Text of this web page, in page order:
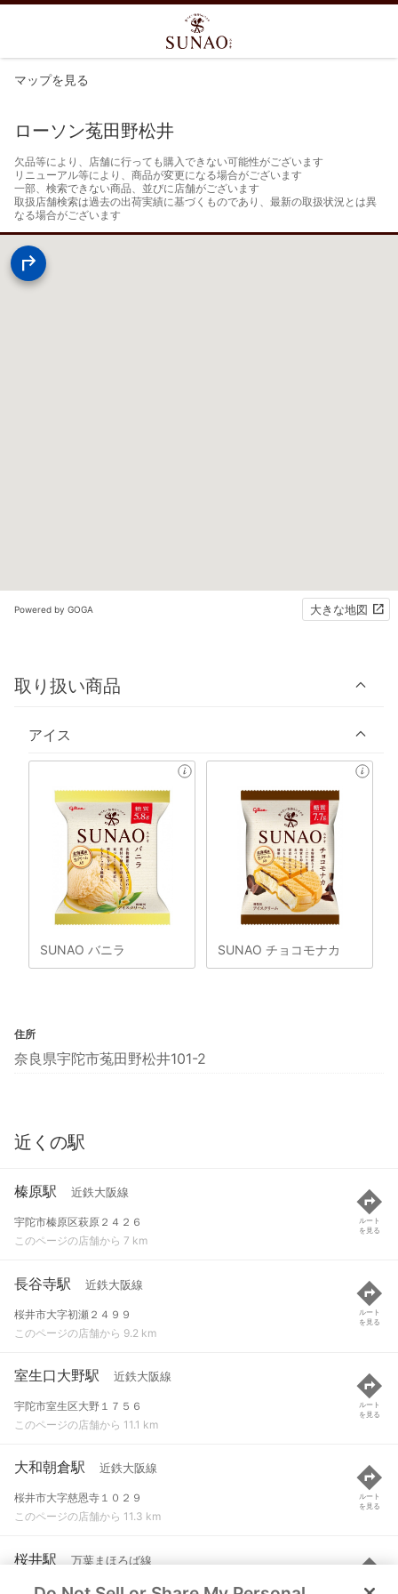
マップを見る
ローソン菟田野松井
欠品等により、店舗に行っても購入できない可能性がございます
リニューアル等により、商品が変更になる場合がございます
一部、検索できない商品、並びに店舗がございます
取扱店舗検索は過去の出荷実績に基づくものであり、最新の取扱状況とは異
なる場合がございます
Powered by GOGA 大きな地図
取り扱い商品
アイス
SUNAO バニラ SUNAO チョコモナカ
住所
奈良県宇陀市菟田野松井101-2
近くの駅
榛原駅 近鉄大阪線
宇陀市榛原区萩原２４２６
このページの店舗から 7 km
ルート
を見る
長谷寺駅 近鉄大阪線
桜井市大字初瀬２４９９
このページの店舗から 9.2 km
ルート
を見る
室生口大野駅 近鉄大阪線
宇陀市室生区大野１７５６
このページの店舗から 11.1 km
ルート
を見る
大和朝倉駅 近鉄大阪線
桜井市大字慈恩寺１０２９
このページの店舗から 11.3 km
ルート
を見る
桜井駅 万葉まほろば線
桜井市桜井
ルート